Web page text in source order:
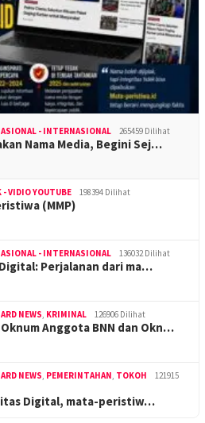
- INTERNASIONAL 265459 Dilihat
Nama Media, Begini Sej…
- VIDIO YOUTUBE 198394 Dilihat
(MMP)
- INTERNASIONAL 136032 Dilihat
Perjalanan dari ma…
NEWS KRIMINAL 126906 Dilihat
Anggota BNN dan Okn…
NEWS PEMERINTAHAN TOKOH
121915
Digital, mata-peristiw…